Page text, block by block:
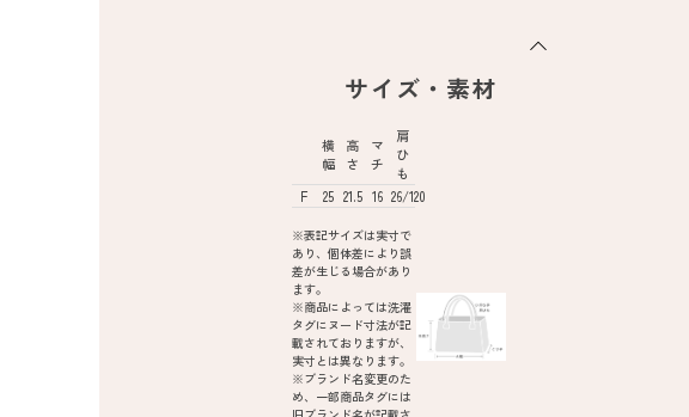
サイズ・素材
横
幅
高
さ
マ
チ
肩
ひ
も
F
25 21.5 16 26/120
※表記サイズは実寸で
あり、個体差により誤
差が生じる場合があり
ます。
※商品によっては洗濯
タグにヌード寸法が記
載されておりますが、
実寸とは異なります。
※ブランド名変更のた
め、一部商品タグには